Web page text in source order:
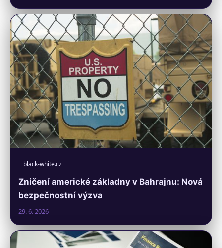
black-white.cz
Zničení americké základny v Bahrajnu: Nová
bezpečnostní výzva
29. 6. 2026